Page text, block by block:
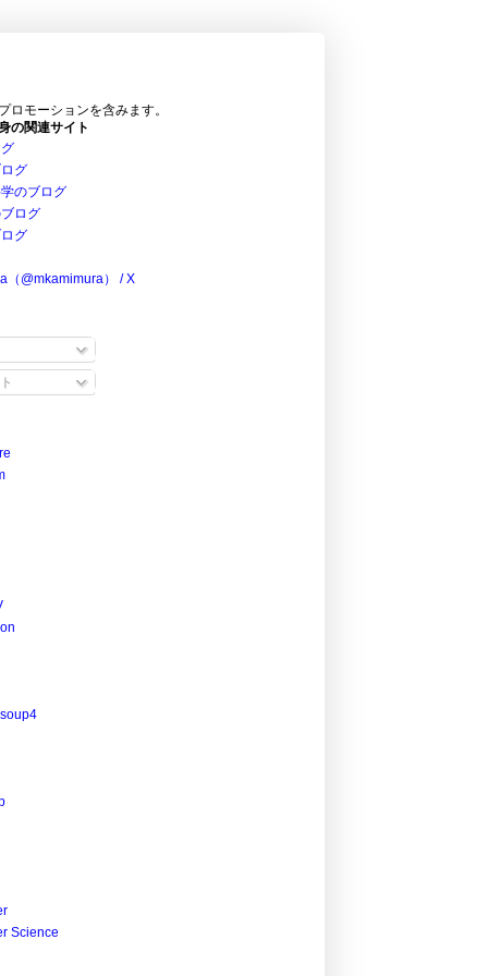
ロモーションを含みます。
の関連サイト
グ
のブログ
ログ
グ
（@mkamimura） / X
Science